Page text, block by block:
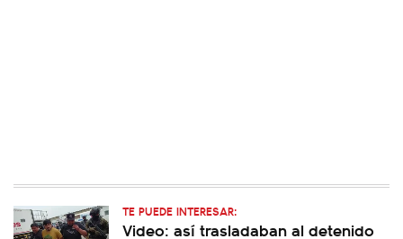
TE PUEDE INTERESAR:
Video: así trasladaban al detenido